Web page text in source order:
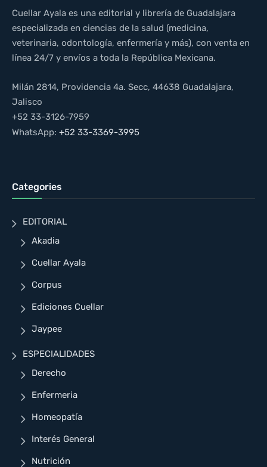
Cuellar Ayala es una editorial y librería de Guadalajara
especializada en ciencias de la salud (medicina,
veterinaria, odontología, enfermería y más), con venta en
línea 24/7 y envíos a toda la República Mexicana.
Milán 2814, Providencia 4a. Secc, 44638 Guadalajara,
Jalisco
+52 33-3126-7959
WhatsApp: +52 33-3369-3995
Categories
EDITORIAL
Akadia
Cuellar Ayala
Corpus
Ediciones Cuellar
Jaypee
ESPECIALIDADES
Derecho
Enfermeria
Homeopatía
Interés General
Nutrición